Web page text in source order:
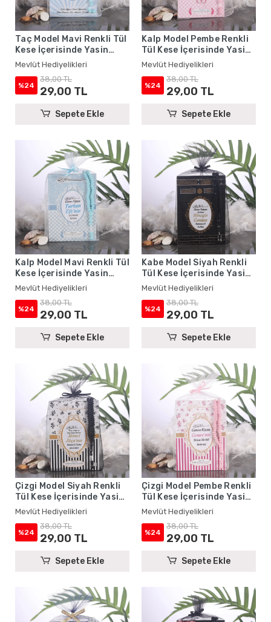
Taç Model Mavi Renkli Tül
Kese İçerisinde Yasin
Kitabı ve Tesbih - Mevlüt
Hediyelikleri
Mevlüt Hediyelikleri
%24
38,00 TL
29,00 TL
Sepete Ekle
Kalp Model Pembe Renkli
Tül Kese İçerisinde Yasin
Kitabı ve Tesbih - Mevlüt
Hediyelikleri
Mevlüt Hediyelikleri
%24
38,00 TL
29,00 TL
Sepete Ekle
Kalp Model Mavi Renkli Tül
Kese İçerisinde Yasin
Kitabı ve Tesbih - Mevlüt
Hediyelikleri
Mevlüt Hediyelikleri
%24
38,00 TL
29,00 TL
Sepete Ekle
Kabe Model Siyah Renkli
Tül Kese İçerisinde Yasin
Kitabı ve Tesbih - Mevlüt
Hediyelikleri
Mevlüt Hediyelikleri
%24
38,00 TL
29,00 TL
Sepete Ekle
Çizgi Model Siyah Renkli
Tül Kese İçerisinde Yasin
Kitabı ve Tesbih - Mevlüt
Hediyelikleri
Mevlüt Hediyelikleri
%24
38,00 TL
29,00 TL
Sepete Ekle
Çizgi Model Pembe Renkli
Tül Kese İçerisinde Yasin
Kitabı ve Tesbih - Mevlüt
Hediyelikleri
Mevlüt Hediyelikleri
%24
38,00 TL
29,00 TL
Sepete Ekle